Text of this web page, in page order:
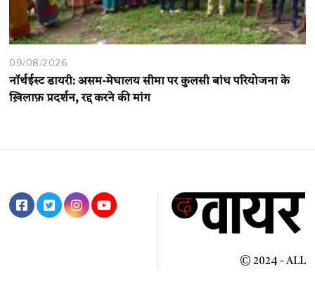
09/08/2026
नॉर्थईस्ट डायरी: असम-मेघालय सीमा पर कुलसी बांध परियोजना के
ख़िलाफ़ प्रदर्शन, रद्द करने की मांग
© 2024 - ALL